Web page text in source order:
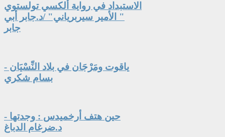
الاستبداد في رواية ألكسي تولستوي
" الأمير سيربرياني" /د.جابر أبي
جابر
ياقوت ومَرْجَان في بلاد النِّسْيَان -
بسام شكري
حين هتف أرخميدس : وجدتها -
د.ضرغام الدباغ